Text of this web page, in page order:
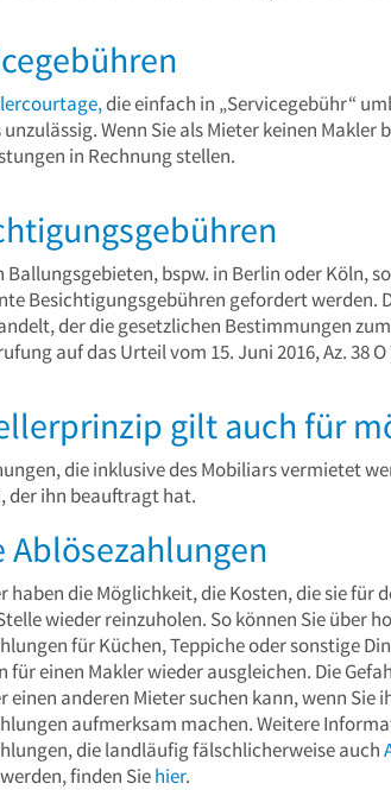
die einfach in „Servicegebühr“
Wenn Sie als Mieter keinen
in Rechnung stellen.
Ballungsgebieten, bspw. in Berlin oder Köln,
Besichtigungsgebühren gefordert werden.
der die gesetzlichen Bestimmungen
auf das Urteil vom 15. Juni 2016, Az. 38
gilt auch für
die inklusive des Mobiliars vermietet
der ihn beauftragt hat.
Ablösezahlungen
haben die Möglichkeit, die Kosten, die sie für
wieder reinzuholen. So können Sie über
für Küchen, Teppiche oder sonstige
für einen Makler wieder ausgleichen. Die
einen anderen Mieter suchen kann, wenn Sie
aufmerksam machen. Weitere
die landläufig fälschlicherweise auch
finden Siehier.